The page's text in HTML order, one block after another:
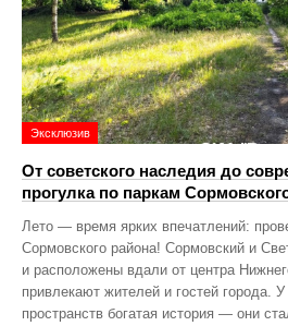
Эксклюзив
От советского наследия до
прогулка по паркам
Лето — время ярких впечатлений:
Сормовского района! Сормовский и
и расположены вдали от центра
привлекают жителей и гостей города.
пространств богатая история — они